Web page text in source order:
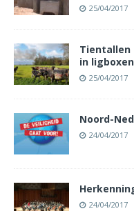
25/04/2017
Tientallen
in
25/04/2017
Noord-
24/04/2017
24/04/2017